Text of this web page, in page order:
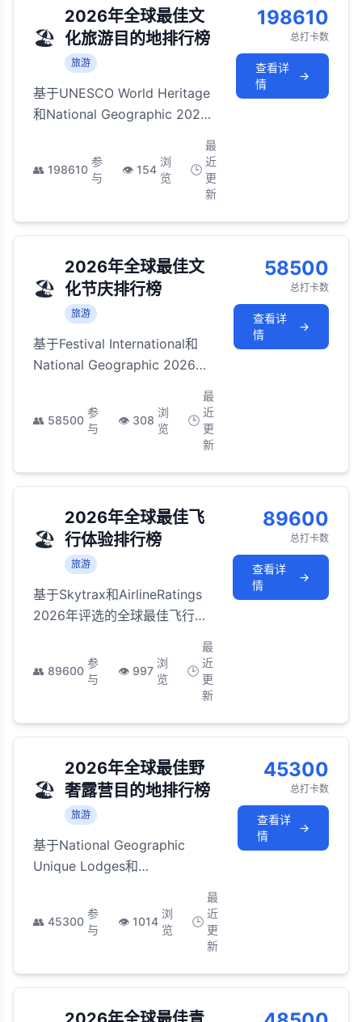
🏖️
2026年全球最佳文
化旅游目的地排行榜
旅游
基于UNESCO World Heritage
和National Geographic 2026
地，涵盖千年文明遗址、活态传
统文化和人类艺术瑰宝
👥 198610
参
与
👁️ 154
浏
览
🕒
最
近
更
新
198610
总打卡数
查看详
情
→
🏖️
2026年全球最佳文
化节庆排行榜
旅游
基于Festival International和
National Geographic 2026年
庆，从彩色狂欢到精神净化的世
界级庆典
👥 58500
参
与
👁️ 308
浏
览
🕒
最
近
更
新
58500
总打卡数
查看详
情
→
🏖️
2026年全球最佳飞
行体验排行榜
旅游
基于Skytrax和AirlineRatings
2026年评选的全球最佳飞行体
务舱和经济舱的全方位服务品
质评比
👥 89600
参
与
👁️ 997
浏
览
🕒
最
近
更
新
89600
总打卡数
查看详
情
→
🏖️
2026年全球最佳野
奢露营目的地排行榜
旅游
基于National Geographic
Unique Lodges和
全球最奢华露营体验，从非洲星
空帐篷到极地穹顶的野奢之选
👥 45300
参
与
👁️ 1014
浏
览
🕒
最
近
更
新
45300
总打卡数
查看详
情
→